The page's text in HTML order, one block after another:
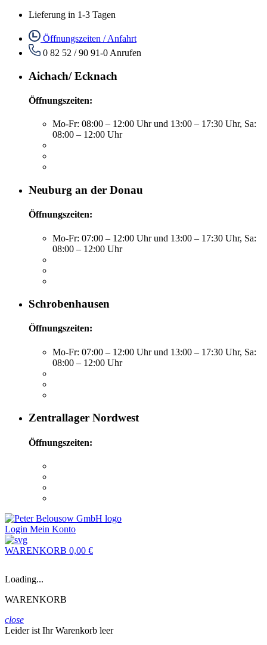
Lieferung in 1-3 Tagen
Öffnungszeiten / Anfahrt
0 82 52 / 90 91-0 Anrufen
Aichach/ Ecknach
Öffnungszeiten:
Mo-Fr: 08:00 – 12:00 Uhr und 13:00 – 17:30 Uhr, Sa:
08:00 – 12:00 Uhr
Neuburg an der Donau
Öffnungszeiten:
Mo-Fr: 07:00 – 12:00 Uhr und 13:00 – 17:30 Uhr, Sa:
08:00 – 12:00 Uhr
Schrobenhausen
Öffnungszeiten:
Mo-Fr: 07:00 – 12:00 Uhr und 13:00 – 17:30 Uhr, Sa:
08:00 – 12:00 Uhr
Zentrallager Nordwest
Öffnungszeiten:
Login Mein Konto
WARENKORB 0,00 €
Loading...
WARENKORB
close
Leider ist Ihr Warenkorb leer